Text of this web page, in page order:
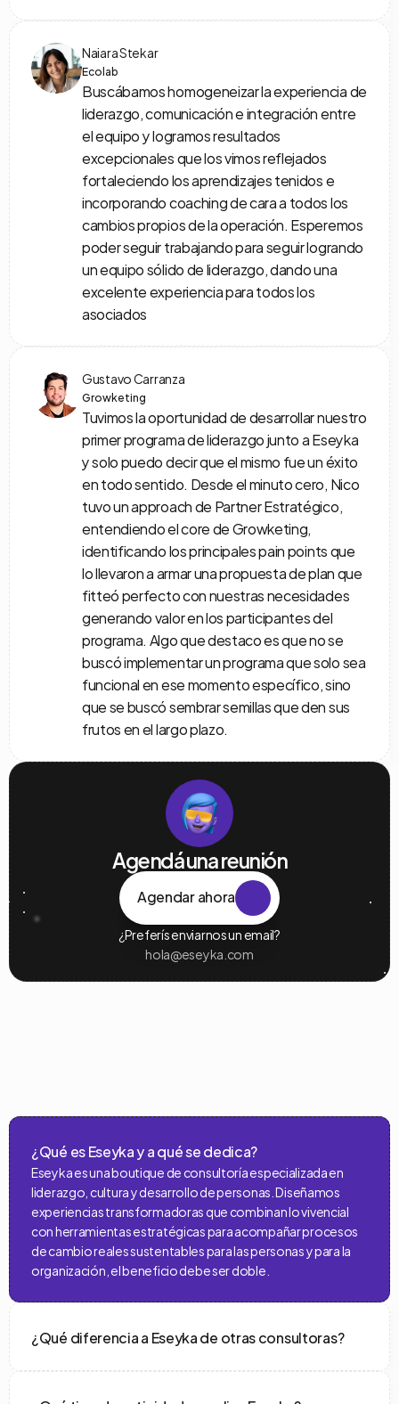
Naiara Stekar
Ecolab
Buscábamos homogeneizar la experiencia de
liderazgo, comunicación e integración entre
el equipo y logramos resultados
excepcionales que los vimos reflejados
fortaleciendo los aprendizajes tenidos e
incorporando coaching de cara a todos los
cambios propios de la operación. Esperemos
poder seguir trabajando para seguir logrando
un equipo sólido de liderazgo, dando una
excelente experiencia para todos los
asociados
Gustavo Carranza
Growketing
Tuvimos la oportunidad de desarrollar nuestro
primer programa de liderazgo junto a Eseyka
y solo puedo decir que el mismo fue un éxito
en todo sentido. Desde el minuto cero, Nico
tuvo un approach de Partner Estratégico,
entendiendo el core de Growketing,
identificando los principales pain points que
lo llevaron a armar una propuesta de plan que
fitteó perfecto con nuestras necesidades
generando valor en los participantes del
programa. Algo que destaco es que no se
buscó implementar un programa que solo sea
funcional en ese momento específico, sino
que se buscó sembrar semillas que den sus
frutos en el largo plazo.
Agendá una reunión
Agendar ahora
¿Preferís enviarnos un email?
hola@eseyka.com
¿Qué es Eseyka y a qué se dedica?
Eseyka es una boutique de consultoría especializada en
liderazgo, cultura y desarrollo de personas. Diseñamos
experiencias transformadoras que combinan lo vivencial
con herramientas estratégicas para acompañar procesos
de cambio reales sustentables para las personas y para la
organización, el beneficio debe ser doble.
¿Qué diferencia a Eseyka de otras consultoras?